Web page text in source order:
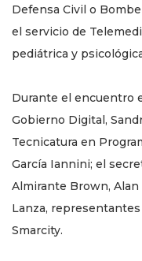
Defensa Civil o
el servicio de
pediátrica y
Durante el encuentro
Gobierno Digital,
Tecnicatura en
García Iannini; el
Almirante Brown, Alan
Lanza,
Smarcity.